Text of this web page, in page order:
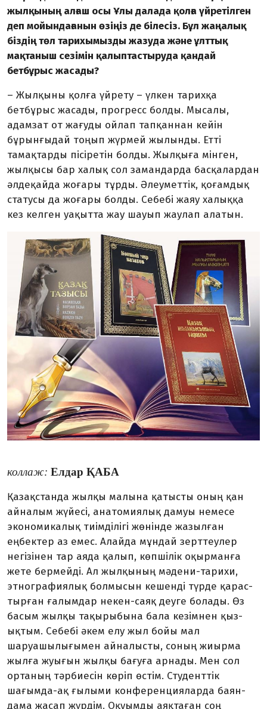
жылқының ал­ғаш осы Ұлы далада қолға үйретіл­ген
деп мойындағанын өзіңіз де біле­сіз. Бұл жаңалық
біздің төл тарихымызды жазуда және ұлттық
мақтаныш сезімін қалыптастыруда қандай
бетбұрыс жасады?
– Жылқыны қолға үйрету – үлкен тарихқа
бетбұрыс жасады, прогресс болды. Мысалы,
адамзат от жағуды ойлап тапқаннан кейін
бұрынғыдай тоңып жүрмей жыл­ынды. Етті
тамақтарды пісіретін болды. Жылқыға мінген,
жылқы­сы бар халық сол замандарда басқалардан
әлдеқайда жоғары тұрды. Әлеуметтік, қоғамдық
статусы да жоғары болды. Себебі жаяу халыққа
кез келген уақытта жау шауып жаулап алатын.
коллаж: Елдар ҚАБА
Қазақстанда жылқы малына қатысты оның қан
айналым жүйе­сі, анатомиялық дамуы немесе
экономикалық тиімділігі жөнінде жазылған
еңбектер аз емес. Алай­да мұндай зерттеулер
негізінен тар аяда қалып, көпшілік оқырманға
жете бермейді. Ал жылқының мәдени-тарихи,
этнографиялық болмысын кешенді түрде қарас­
тырған ғалымдар некен-саяқ деуге болады. Өз
басым жылқы тақырыбына бала кезімнен қыз­
ықтым. Себебі әкем елу жыл бойы мал
шаруашылығымен айна­лысты, соның жиырма
жылға жуығын жылқы бағуға арнады. Мен сол
ортаның тәрбиесін көріп өстім. Студенттік
шағымда-ақ ғылыми конференцияларда баян­
дама жасап жүрдім. Оқуымды аяқтаған соң